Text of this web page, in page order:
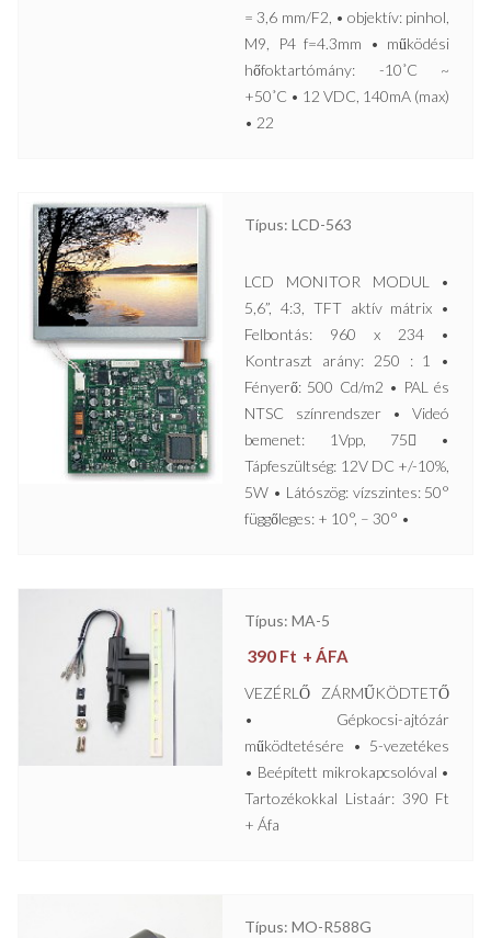
= 3,6 mm/F2, • objektív: pinhol,
M9, P4 f=4.3mm • működési
hőfoktartómány: -10˚C ~
+50˚C • 12 VDC, 140mA (max)
• 22
Típus: LCD-563
LCD MONITOR MODUL •
5,6”, 4:3, TFT aktív mátrix •
Felbontás: 960 x 234 •
Kontraszt arány: 250 : 1 •
Fényerő: 500 Cd/m2 • PAL és
NTSC színrendszer • Videó
bemenet: 1Vpp, 75 •
Tápfeszültség: 12V DC +/-10%,
5W • Látószög: vízszintes: 50°
függőleges: + 10°, – 30° •
Típus: MA-5
390 Ft + ÁFA
VEZÉRLŐ ZÁRMŰKÖDTETŐ
• Gépkocsi-ajtózár
működtetésére • 5-vezetékes
• Beépített mikrokapcsolóval •
Tartozékokkal Listaár: 390 Ft
+ Áfa
Típus: MO-R588G